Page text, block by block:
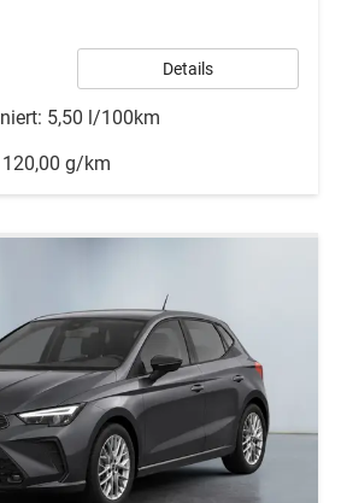
Details
5,50 l/100km
120,00 g/km